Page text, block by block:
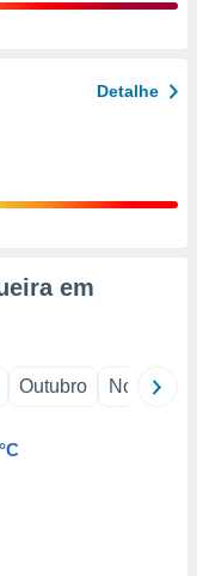
Detalhe
em
Outubro Novembro